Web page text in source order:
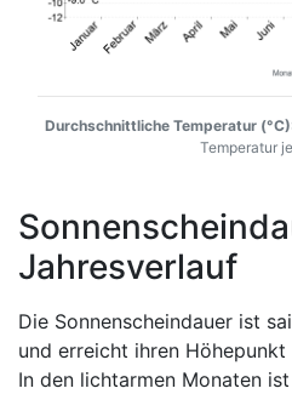
Durchschnittliche Temperatur
Temperatur
Jahresverlauf
Die Sonnenscheindauer ist
und erreicht ihren
In den lichtarmen Monaten